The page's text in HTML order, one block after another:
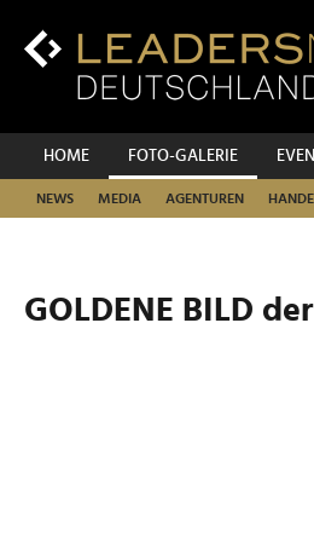
Inhalt
Hauptnavigation
HOME FOTO-GALERIE
NEWS MEDIA AGENTUREN
GOLDENE BILD